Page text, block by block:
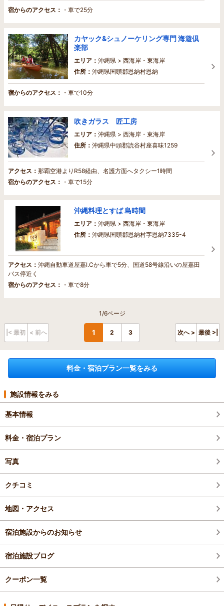
宿からのアクセス： ・車で25分
カヤック&シュノーケリング専門 海遊倶
楽部
エリア： 沖縄県 > 西海岸・東海岸
住所： 沖縄県国頭郡恩納村恩納
宿からのアクセス： ・車で10分
吹きガラス 匠工房
エリア： 沖縄県 > 西海岸・東海岸
住所： 沖縄県中頭郡読谷村座喜味1259
アクセス： 那覇空港よりR58経由、名護方面へタクシー1時間
宿からのアクセス： ・車で15分
沖縄料理とすば 島時間
エリア： 沖縄県 > 西海岸・東海岸
住所： 沖縄県国頭郡恩納村字恩納7335-4
アクセス： 沖縄自動車道屋嘉I.Cから車で5分、国道58号線沿いの屋嘉田
バス停近く
宿からのアクセス： ・車で8分
1/6ページ
|< 最初 < 前へ 1 2 3 次へ > 最後 >|
料金・宿泊プラン一覧をみる
施設情報をみる
基本情報
料金・宿泊プラン
写真
クチコミ
地図・アクセス
宿泊施設からのお知らせ
宿泊施設ブログ
クーポン一覧